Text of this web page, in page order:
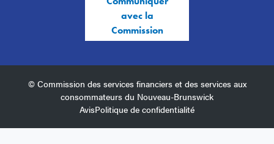
avec la
Commission
© Commission des services financiers et des services aux
consommateurs du Nouveau-Brunswick
AvisPolitique de confidentialité